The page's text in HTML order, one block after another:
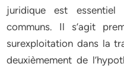
juridique est
communs. Il s’agit
surexploitation dans la
deuxièmement de